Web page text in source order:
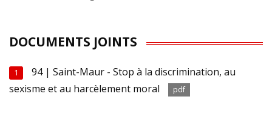
DOCUMENTS JOINTS
1
94 | Saint-Maur - Stop à la discrimination, au
sexisme et au harcèlement moral
pdf